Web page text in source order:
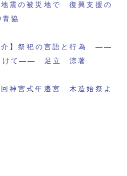
地震の被災地で 復興支援の
協
介】祭祀の言語と行為 ――
向けて―― 足立 涼著
神宮式年遷宮 木造始祭よ